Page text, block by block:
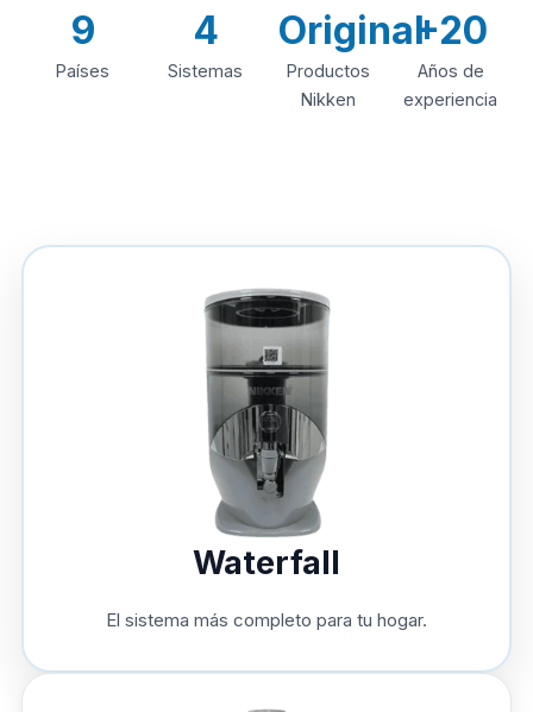
9
Países
4
Sistemas
Original
Productos
Nikken
+20
Años de
experiencia
Waterfall
El sistema más completo para tu hogar.